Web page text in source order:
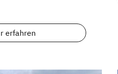
erfahren